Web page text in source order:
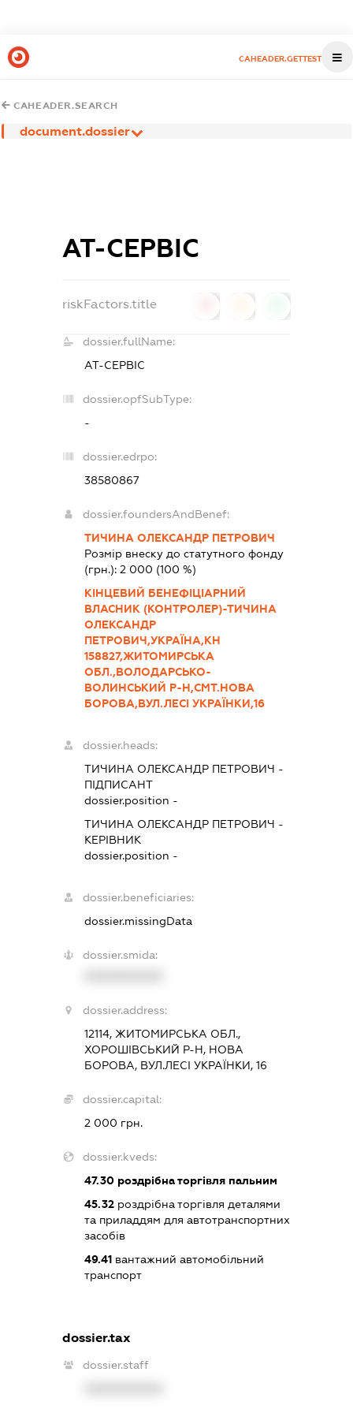
CAHEADER.GETTEST
CAHEADER.SEARCH
document.dossier
АТ-СЕРВІС
riskFactors.title
dossier.fullName:
АТ-СЕРВІС
dossier.opfSubType:
-
dossier.edrpo:
38580867
dossier.foundersAndBenef:
ТИЧИНА ОЛЕКСАНДР ПЕТРОВИЧ
Розмір внеску до статутного фонду
(грн.):2 000 (100 %)
КІНЦЕВИЙ БЕНЕФІЦІАРНИЙ
ВЛАСНИК (КОНТРОЛЕР)-ТИЧИНА
ОЛЕКСАНДР
ПЕТРОВИЧ,УКРАЇНА,КН
158827,ЖИТОМИРСЬКА
ОБЛ.,ВОЛОДАРСЬКО-
ВОЛИНСЬКИЙ Р-Н,СМТ.НОВА
БОРОВА,ВУЛ.ЛЕСІ УКРАЇНКИ,16
dossier.heads:
ТИЧИНА ОЛЕКСАНДР ПЕТРОВИЧ -
ПІДПИСАНТ
dossier.position -
ТИЧИНА ОЛЕКСАНДР ПЕТРОВИЧ -
КЕРІВНИК
dossier.position -
dossier.beneficiaries:
dossier.missingData
dossier.smida:
dossier.address:
12114, ЖИТОМИРСЬКА ОБЛ.,
ХОРОШІВСЬКИЙ Р-Н, НОВА
БОРОВА, ВУЛ.ЛЕСІ УКРАЇНКИ, 16
dossier.capital:
2 000 грн.
dossier.kveds:
47.30 роздрібна торгівля пальним
45.32 роздрібна торгівля деталями
та приладдям для автотранспортних
засобів
49.41 вантажний автомобільний
транспорт
dossier.tax
dossier.staff